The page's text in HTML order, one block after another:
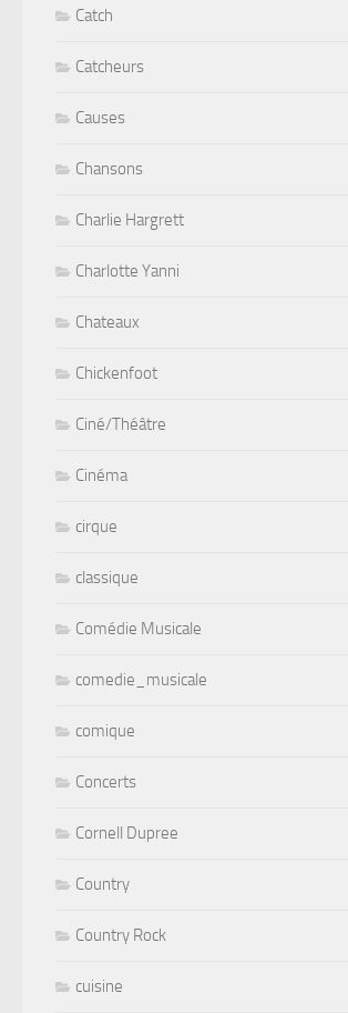
Catch
Catcheurs
Causes
Chansons
Charlie Hargrett
Charlotte Yanni
Chateaux
Chickenfoot
Ciné/Théâtre
Cinéma
cirque
classique
Comédie Musicale
comedie_musicale
comique
Concerts
Cornell Dupree
Country
Country Rock
cuisine